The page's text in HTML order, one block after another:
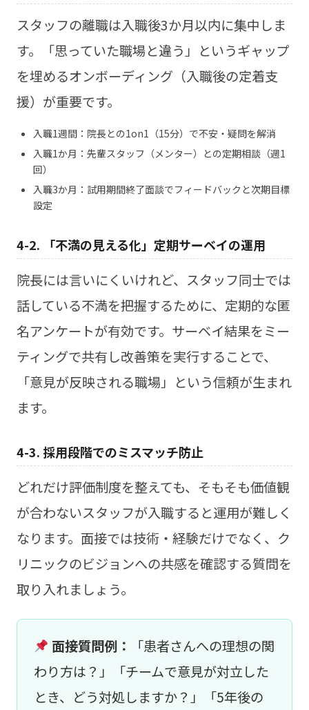
スタッフの離職は入職後3か月以内に集中しま
す。「思っていた職場と違う」というギャップ
を埋めるオンボーディング（入職後の定着支
援）が重要です。
入職1週間：院長との1on1（15分）で不安・疑問を解消
入職1か月：先輩スタッフ（メンター）との定期相談（週1
回）
入職3か月：試用期間終了面談でフィードバックと次期目標
設定
4-2. 「不満の見える化」定期サーベイの運用
院長には言いにくいけれど、スタッフ同士では
話している不満を把握するために、定期的な匿
名アンケートが有効です。サーベイ結果をミー
ティングで共有し改善策を実行することで、
「意見が反映される職場」という信頼が生まれ
ます。
4-3. 採用段階でのミスマッチ防止
どれだけ評価制度を整えても、そもそも価値観
が合わないスタッフが入職すると運用が難しく
なります。面接では技術・経験だけでなく、ク
リニックのビジョンへの共感を確認する質問を
取り入れましょう。
面接質問例：
「患者さんへの理想の関
わり方は？」「チームで意見が対立した
とき、どう対処しますか？」「5年後の